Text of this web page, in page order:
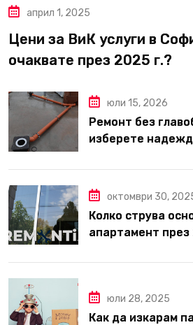
април 1, 2025
Цени за ВиК услуги в
очаквате през 2025 г.?
юли 15, 2026
Ремонт без
изберете
октомври 30,
Колко струва
апартамент през
юли 28, 2025
Как да изкарам